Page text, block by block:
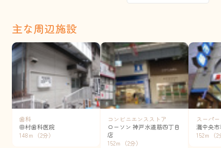
主な周辺施設
歯科
田村歯科医院
148ｍ（2分）
コンビニエンスストア
ローソン 神戸水道筋四丁目
店
152ｍ（2分）
スーパー
灘中央
152ｍ（2